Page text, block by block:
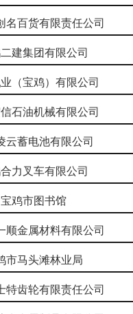
名百货有限责任公司
建集团有限公司
（宝鸡）有限公司
石油机械有限公司
云蓄电池有限公司
力叉车有限公司
宝鸡市图书馆
顺金属材料有限公司
市马头滩林业局
特齿轮有限责任公司